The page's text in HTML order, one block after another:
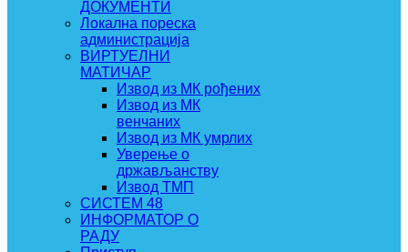
ДОКУМЕНТИ
Локална пореска
администрација
ВИРТУЕЛНИ
МАТИЧАР
Извод из МК рођених
Извод из МК
венчаних
Извод из МК умрлих
Уверење о
држављанству
Извод ТМП
СИСТЕМ 48
ИНФОРМАТОР О
РАДУ